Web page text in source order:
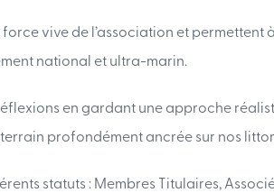
vive de l’association et permettent à
national et ultra-marin.
en gardant une approche
profondément ancrée sur nos
statuts : Membres Titulaires,